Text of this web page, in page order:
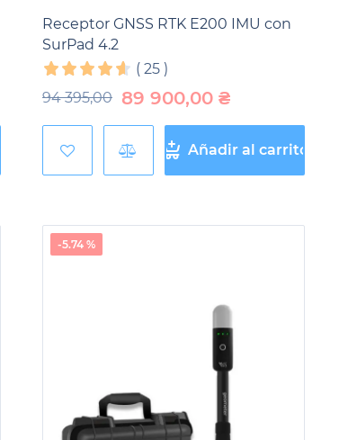
Receptor GNSS RTK E200 IMU con
SurPad 4.2
( 25)
94 395,00 89 900,00 ₴
Añadir al carrito
-5.74 %